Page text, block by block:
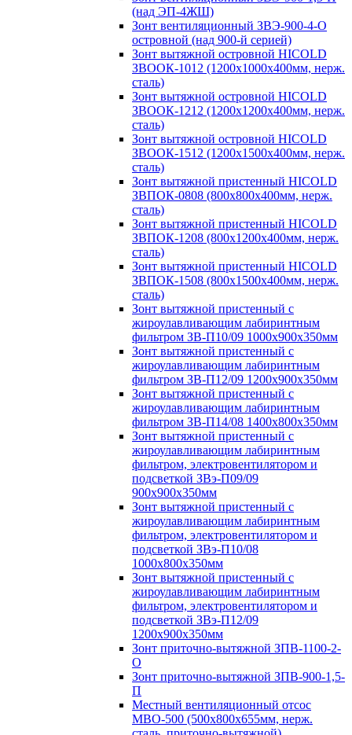
(над ЭП-4ЖШ)
Зонт вентиляционный ЗВЭ-900-4-О
островной (над 900-й серией)
Зонт вытяжной островной HICOLD
ЗВООК-1012 (1200х1000х400мм, нерж.
сталь)
Зонт вытяжной островной HICOLD
ЗВООК-1212 (1200x1200x400мм, нерж.
сталь)
Зонт вытяжной островной HICOLD
ЗВООК-1512 (1200х1500х400мм, нерж.
сталь)
Зонт вытяжной пристенный HICOLD
ЗВПОК-0808 (800х800х400мм, нерж.
сталь)
Зонт вытяжной пристенный HICOLD
ЗВПОК-1208 (800х1200х400мм, нерж.
сталь)
Зонт вытяжной пристенный HICOLD
ЗВПОК-1508 (800х1500х400мм, нерж.
сталь)
Зонт вытяжной пристенный с
жироулавливающим лабиринтным
фильтром ЗВ-П10/09 1000х900х350мм
Зонт вытяжной пристенный с
жироулавливающим лабиринтным
фильтром ЗВ-П12/09 1200х900х350мм
Зонт вытяжной пристенный с
жироулавливающим лабиринтным
фильтром ЗВ-П14/08 1400х800х350мм
Зонт вытяжной пристенный с
жироулавливающим лабиринтным
фильтром, электровентилятором и
подсветкой ЗВэ-П09/09
900х900х350мм
Зонт вытяжной пристенный с
жироулавливающим лабиринтным
фильтром, электровентилятором и
подсветкой ЗВэ-П10/08
1000х800х350мм
Зонт вытяжной пристенный с
жироулавливающим лабиринтным
фильтром, электровентилятором и
подсветкой ЗВэ-П12/09
1200х900х350мм
Зонт приточно-вытяжной ЗПВ-1100-2-
О
Зонт приточно-вытяжной ЗПВ-900-1,5-
П
Местный вентиляционный отсос
МВО-500 (500х800х655мм, нерж.